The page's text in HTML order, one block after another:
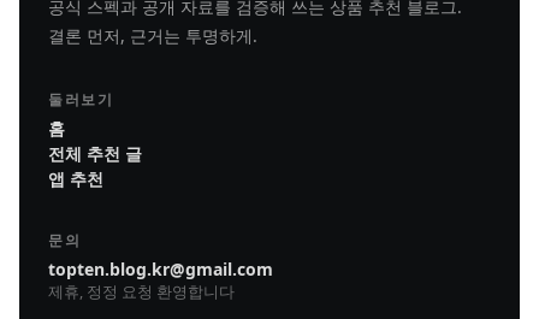
공식 스펙과 공개 자료를 검증해 쓰는 상품 추천 블로그.
결론 먼저, 근거는 투명하게.
둘러보기
홈
전체 추천 글
앱 추천
문의
topten.blog.kr@gmail.com
제휴, 정정 요청 환영합니다